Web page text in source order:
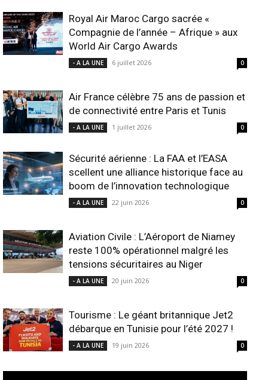
Royal Air Maroc Cargo sacrée «
Compagnie de l’année – Afrique » aux
World Air Cargo Awards
- A LA UNE 6 juillet 2026 0
Air France célèbre 75 ans de passion et
de connectivité entre Paris et Tunis
- A LA UNE 1 juillet 2026 0
Sécurité aérienne : La FAA et l’EASA
scellent une alliance historique face au
boom de l’innovation technologique
- A LA UNE 22 juin 2026 0
Aviation Civile : L’Aéroport de Niamey
reste 100% opérationnel malgré les
tensions sécuritaires au Niger
- A LA UNE 20 juin 2026 0
Tourisme : Le géant britannique Jet2
débarque en Tunisie pour l’été 2027 !
- A LA UNE 19 juin 2026 0